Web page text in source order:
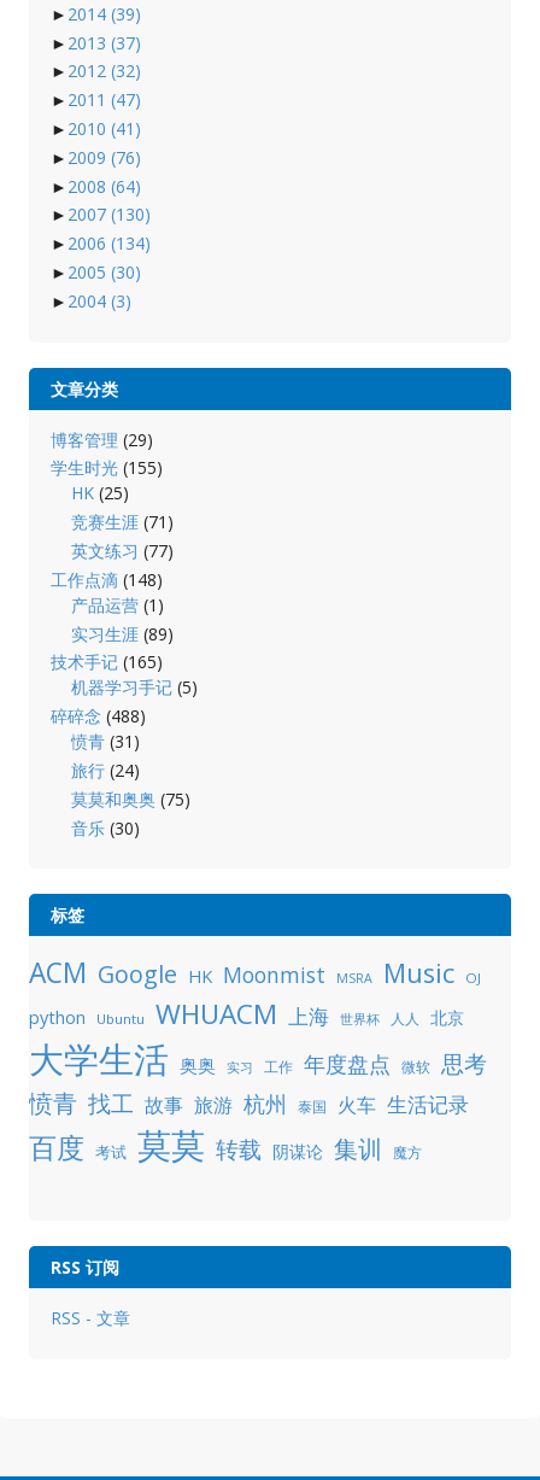
► 2014 (39)
► 2013 (37)
► 2012 (32)
► 2011 (47)
► 2010 (41)
► 2009 (76)
► 2008 (64)
► 2007 (130)
► 2006 (134)
► 2005 (30)
► 2004 (3)
文章分类
博客管理 (29)
学生时光(155)
HK (25)
竞赛生涯 (71)
英文练习 (77)
工作点滴(148)
产品运营 (1)
实习生涯 (89)
技术手记(165)
机器学习手记 (5)
碎碎念 (488)
愤青 (31)
旅行 (24)
莫莫和奥奥 (75)
音乐 (30)
标签
ACM Google HK Moonmist MSRA Music OJ
python Ubuntu WHUACM 上海 世界杯 人人 北京
大学生活 奥奥 实习 工作 年度盘点 微软 思考
愤青 找工 故事 旅游 杭州 泰国 火车 生活记录
百度 考试 莫莫 转载 阴谋论 集训 魔方
RSS 订阅
RSS - 文章